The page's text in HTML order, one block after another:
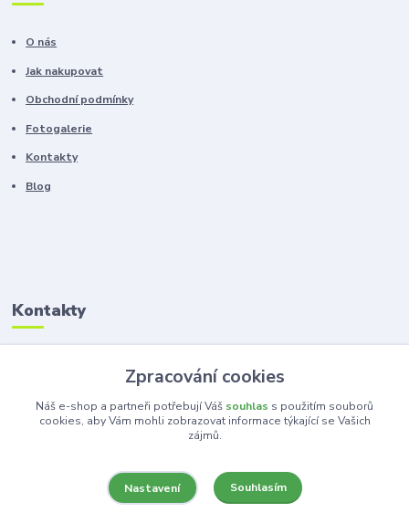
O nás
Jak nakupovat
Obchodní podmínky
Fotogalerie
Kontakty
Blog
Kontakty
Zákaznická podpora
+420 603 100 966
(Po-Pá, 8-16 hod.)
Zpracování cookies
Náš e-shop a partneři potřebují Váš souhlas s použitím souborů
cookies, aby Vám mohli zobrazovat informace týkající se Vašich
zájmů.
Nastavení Souhlasím